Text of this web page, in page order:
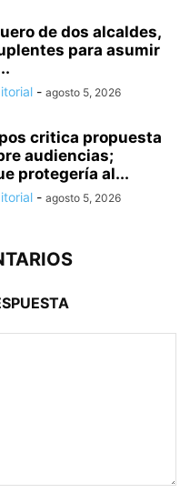
de dos alcaldes,
para asumir
- agosto 5, 2026
critica propuesta
audiencias;
protegería al...
- agosto 5, 2026